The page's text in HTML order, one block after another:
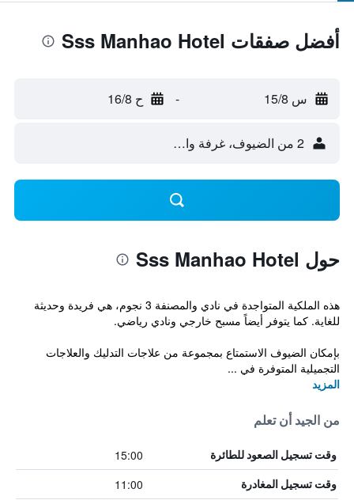
أفضل صفقات Sss Manhao Hotel
س 15/8 - ح 16/8
2 من الضيوف، غرفة واحدة
حول Sss Manhao Hotel
هذه الملكية المتواجدة في نادي والمصنفة 3 نجوم، هي فريدة وحديثة
للغاية. كما يتوفر أيضاً مسبح خارجي ونادي رياضي.
بإمكان الضيوف الاستمتاع بمجموعة من علاجات التدليك والعلاجات
التجميلية المتوفرة في ...
المزيد
من الجيد أن تعلم
وقت تسجيل الصعود للطائرة 15:00
وقت تسجيل المغادرة 11:00